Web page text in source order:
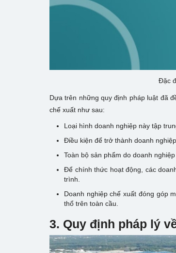
Đặc
Dựa trên những quy định pháp luật đã
chế xuất như sau:
Loại hình doanh nghiệp này tập
Điều kiện để trở thành doanh
Toàn bộ sản phẩm do doanh
Để chính thức hoạt động, các
trình.
Doanh nghiệp chế xuất đóng góp
thổ trên toàn cầu.
3. Quy định pháp lý